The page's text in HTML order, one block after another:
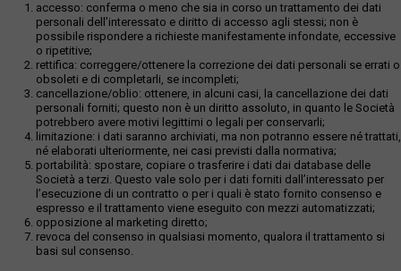
accesso: conferma o meno che sia in corso un trattamento dei dati
personali dell’interessato e diritto di accesso agli stessi; non è
possibile rispondere a richieste manifestamente infondate, eccessive
o ripetitive;
rettifica: correggere/ottenere la correzione dei dati personali se errati o
obsoleti e di completarli, se incompleti;
cancellazione/oblio: ottenere, in alcuni casi, la cancellazione dei dati
personali forniti; questo non è un diritto assoluto, in quanto le Società
potrebbero avere motivi legittimi o legali per conservarli;
limitazione: i dati saranno archiviati, ma non potranno essere né trattati,
né elaborati ulteriormente, nei casi previsti dalla normativa;
portabilità: spostare, copiare o trasferire i dati dai database delle
Società a terzi. Questo vale solo per i dati forniti dall’interessato per
l’esecuzione di un contratto o per i quali è stato fornito consenso e
espresso e il trattamento viene eseguito con mezzi automatizzati;
opposizione al marketing diretto;
revoca del consenso in qualsiasi momento, qualora il trattamento si
basi sul consenso.